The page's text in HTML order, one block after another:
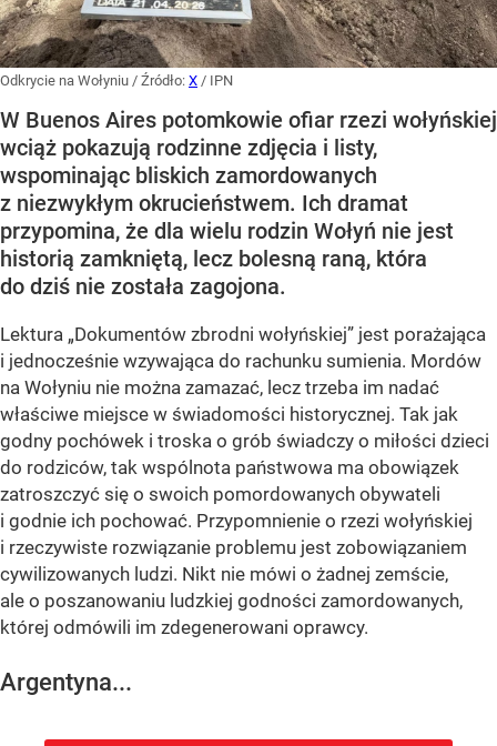
Odkrycie na Wołyniu / Źródło: X / IPN
W Buenos Aires potomkowie ofiar rzezi wołyńskiej
wciąż pokazują rodzinne zdjęcia i listy,
wspominając bliskich zamordowanych
z niezwykłym okrucieństwem. Ich dramat
przypomina, że dla wielu rodzin Wołyń nie jest
historią zamkniętą, lecz bolesną raną, która
do dziś nie została zagojona.
Lektura „Dokumentów zbrodni wołyńskiej” jest porażająca
i jednocześnie wzywająca do rachunku sumienia. Mordów
na Wołyniu nie można zamazać, lecz trzeba im nadać
właściwe miejsce w świadomości historycznej. Tak jak
godny pochówek i troska o grób świadczy o miłości dzieci
do rodziców, tak wspólnota państwowa ma obowiązek
zatroszczyć się o swoich pomordowanych obywateli
i godnie ich pochować. Przypomnienie o rzezi wołyńskiej
i rzeczywiste rozwiązanie problemu jest zobowiązaniem
cywilizowanych ludzi. Nikt nie mówi o żadnej zemście,
ale o poszanowaniu ludzkiej godności zamordowanych,
której odmówili im zdegenerowani oprawcy.
Argentyna...